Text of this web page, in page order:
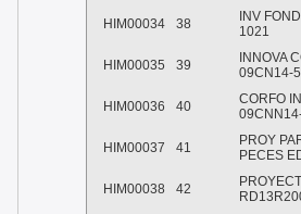
HIM00034 38
INV
1021
HIM00035 39
INNOVA
09CN14-
HIM00036 40
CORFO
HIM00037 41
PROY
PECES
HIM00038 42